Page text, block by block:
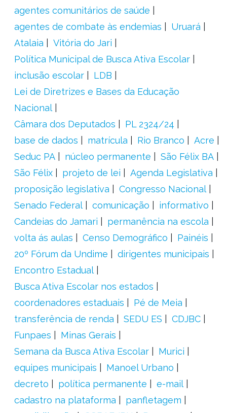
agentes comunitários de saúde
agentes de combate às endemias
Uruará
Atalaia
Vitória do Jari
Política Municipal de Busca Ativa Escolar
inclusão escolar
LDB
Lei de Diretrizes e Bases da Educação
Nacional
Câmara dos Deputados
PL 2324/24
base de dados
matrícula Rio Branco
Acre
Seduc PA
núcleo permanente
São Félix BA
São Félix
projeto de lei
Agenda Legislativa
proposição legislativa
Congresso Nacional
Senado Federal
comunicação
informativo
Candeias do Jamari
permanência na escola
volta ás aulas
Censo Demográfico
Painéis
20º Fórum da Undime
dirigentes municipais
Encontro Estadual
Busca Ativa Escolar nos estados
coordenadores estaduais
Pé de Meia
transferência de renda
SEDU ES
CDJBC
Funpaes
Minas Gerais
Semana da Busca Ativa Escolar
Murici
equipes municipais
Manoel Urbano
decreto
política permanente
e-mail
cadastro na plataforma
panfletagem